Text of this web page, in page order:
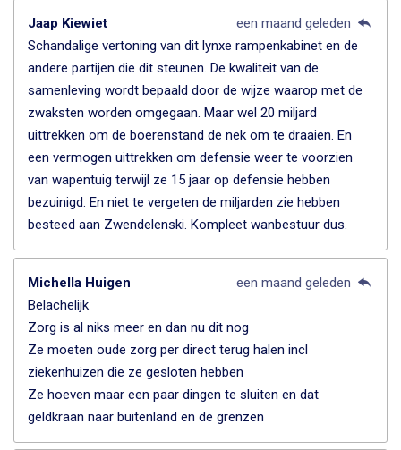
Jaap Kiewiet
een maand geleden
Schandalige vertoning van dit lynxe rampenkabinet en de
andere partijen die dit steunen. De kwaliteit van de
samenleving wordt bepaald door de wijze waarop met de
zwaksten worden omgegaan. Maar wel 20 miljard
uittrekken om de boerenstand de nek om te draaien. En
een vermogen uittrekken om defensie weer te voorzien
van wapentuig terwijl ze 15 jaar op defensie hebben
bezuinigd. En niet te vergeten de miljarden zie hebben
besteed aan Zwendelenski. Kompleet wanbestuur dus.
Michella Huigen
een maand geleden
Belachelijk
Zorg is al niks meer en dan nu dit nog
Ze moeten oude zorg per direct terug halen incl
ziekenhuizen die ze gesloten hebben
Ze hoeven maar een paar dingen te sluiten en dat
geldkraan naar buitenland en de grenzen